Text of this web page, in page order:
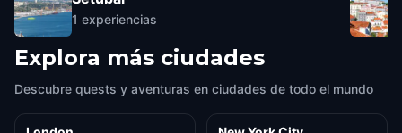
1 experiencias
Explora más ciudades
Descubre quests y aventuras en ciudades de todo el mundo